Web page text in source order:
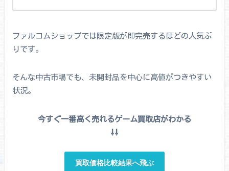
ファルコムショップでは限定版が即完売するほどの人気ぶ
りです。
そんな中古市場でも、未開封品を中心に高値がつきやすい
状況。
今すぐ一番高く売れるゲーム買取店がわかる
⇩⇩
買取価格比較結果へ飛ぶ